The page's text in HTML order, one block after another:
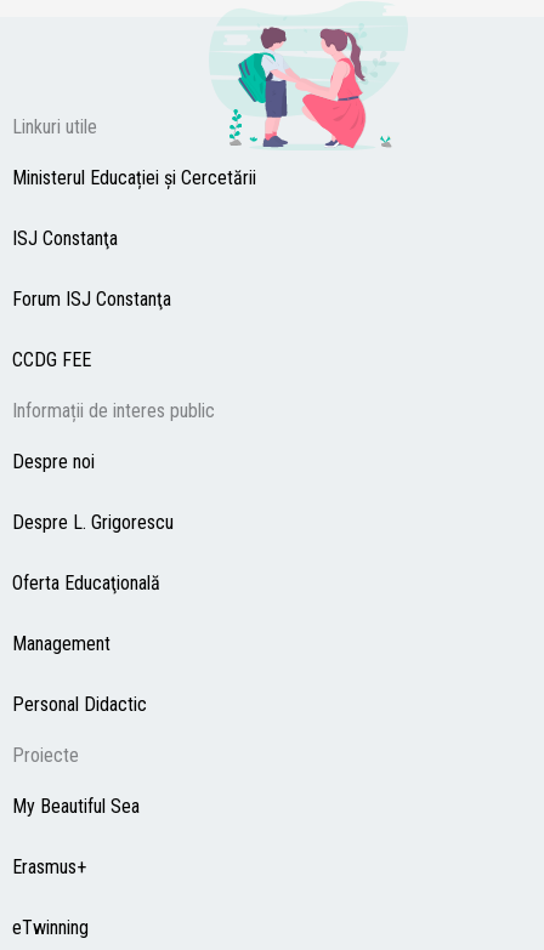
Linkuri utile
Ministerul Educației și Cercetării
ISJ Constanţa
Forum ISJ Constanţa
CCDG FEE
Informații de interes public
Despre noi
Despre L. Grigorescu
Oferta Educaţională
Management
Personal Didactic
Proiecte
My Beautiful Sea
Erasmus+
eTwinning